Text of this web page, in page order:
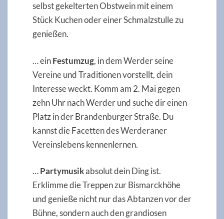
selbst gekelterten Obstwein mit einem
Stück Kuchen oder einer Schmalzstulle zu
genießen.
… einFestumzug, in dem Werder seine
Vereine und Traditionen vorstellt, dein
Interesse weckt. Komm am 2. Mai gegen
zehn Uhr nach Werder und suche dir einen
Platz in der Brandenburger Straße. Du
kannst die Facetten des Werderaner
Vereinslebens kennenlernen.
…Partymusikabsolut dein Ding ist.
Erklimme die Treppen zur Bismarckhöhe
und genieße nicht nur das Abtanzen vor der
Bühne, sondern auch den grandiosen